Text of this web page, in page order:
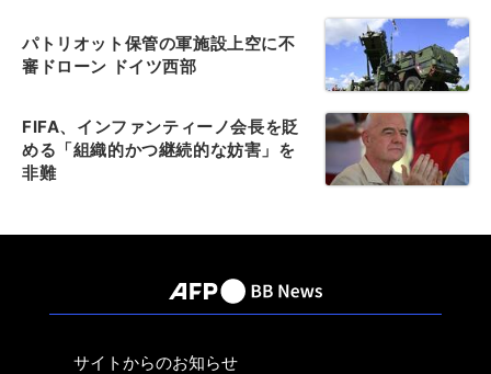
パトリオット保管の軍施設上空に不
審ドローン ドイツ西部
FIFA、インファンティーノ会長を貶
める「組織的かつ継続的な妨害」を
非難
サイトからのお知らせ